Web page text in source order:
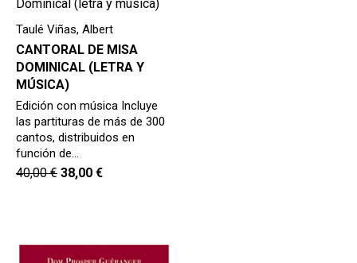
MI CUENTA
BUSCAR
CAT
ESP
Taulé Viñas, Albert
CANTORAL DE MISA
DOMINICAL (LETRA Y
MÚSICA)
Edición con música Incluye
las partituras de más de 300
cantos, distribuidos en
función de…
40,00€ 38,00 €